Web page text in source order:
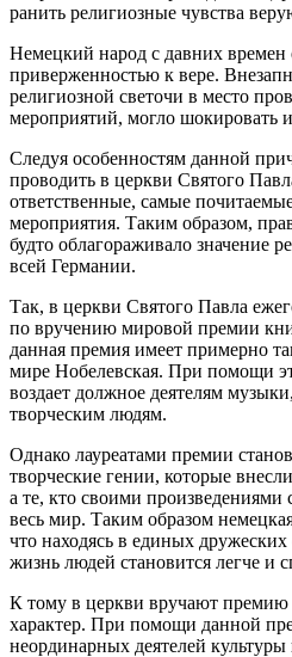
ранить религиозные чувства
Немецкий народ с давних времен
приверженностью к вере.
религиозной светочи в место
мероприятий, могло шокировать
Следуя особенностям данной
проводить в церкви Святого
ответственные, самые
мероприятия. Таким образом,
будто облагораживало значение
всей Германии.
Так, в церкви Святого Павла
по вручению мировой премии
данная премия имеет примерно
мире Нобелевская. При помощи
воздает должное деятелям
творческим людям.
Однако лауреатами премии
творческие гении, которые
а те, кто своими
весь мир. Таким образом
что находясь в единых
жизнь людей становится легче и
К тому в церкви вручают
характер. При помощи данной
неординарных деятелей